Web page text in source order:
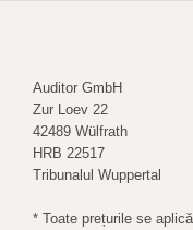
Auditor GmbH
Zur Loev 22
42489 Wülfrath
HRB 22517
Tribunalul Wuppertal
* Toate prețurile se